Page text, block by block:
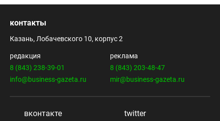
контакты
Казань, Лобачевского 10, корпус 2
редакция
8 (843) 238-39-01
info@business-gazeta.ru
реклама
8 (843) 203-48-47
mir@business-gazeta.ru
вконтакте twitter